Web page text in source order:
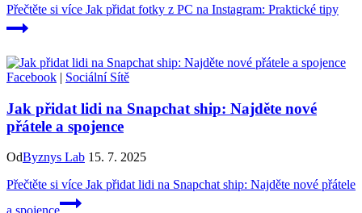
Přečtěte si více Jak přidat fotky z PC na Instagram: Praktické tipy
Facebook | Sociální Sítě
Jak přidat lidi na Snapchat ship: Najděte nové
přátele a spojence
OdByznys Lab 15. 7. 2025
Přečtěte si více Jak přidat lidi na Snapchat ship: Najděte nové přátele